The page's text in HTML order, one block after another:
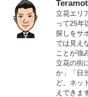
立花エリ
って25年
探しをサ
では見え
ことが強
立花の街
か」「日
ど、ネッ
えできま